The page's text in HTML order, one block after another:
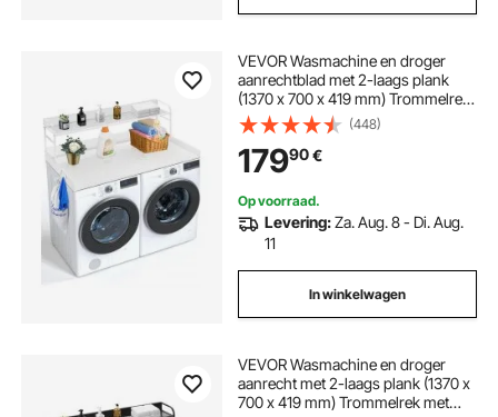
VEVOR Wasmachine en droger
aanrechtblad met 2-laags plank
(1370 x 700 x 419 mm) Trommelrek
met antislip pads, waterbestendig
wasrek, wit
(448)
17990€
Op voorraad.
Levering:Za. Aug. 8 - Di. Aug.
11
In winkelwagen
VEVOR Wasmachine en droger
aanrecht met 2-laags plank (1370 x
700 x 419 mm) Trommelrek met